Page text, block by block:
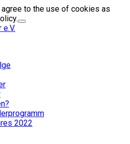
to the use of cookies as
2022